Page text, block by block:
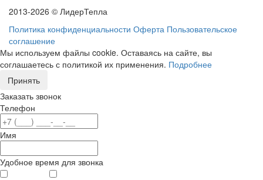
2013-2026 © ЛидерТепла
Политика конфиденциальности Оферта Пользовательское
соглашение
Мы используем файлы cookie. Оставаясь на сайте, вы
соглашаетесь с политикой их применения. Подробнее
Принять
Заказать звонок
Телефон
Имя
Удобное время для звонка